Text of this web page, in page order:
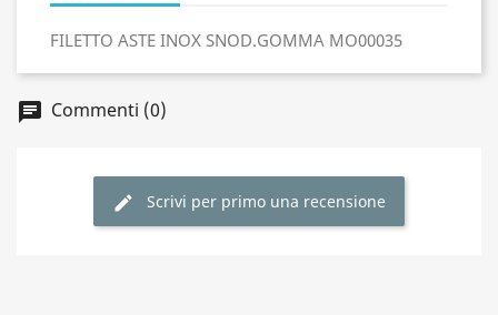
FILETTO ASTE INOX SNOD.GOMMA MO00035
Commenti (0)
Scrivi per primo una recensione